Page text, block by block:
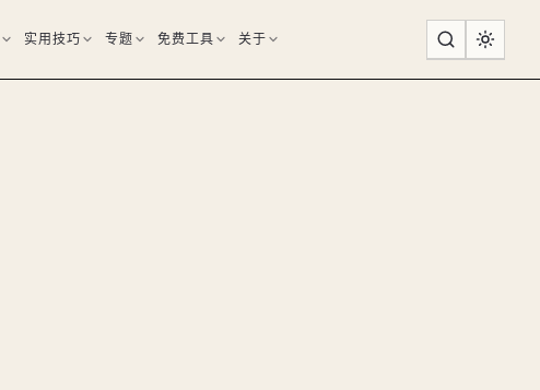
实用技巧 专题 免费工具 关于